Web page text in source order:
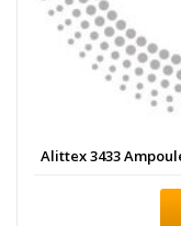
Alittex 3433